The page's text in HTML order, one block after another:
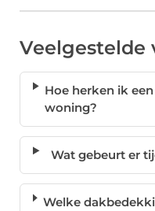
Veelgestelde
Hoe herken ik
woning?
Wat gebeurt er
Welke